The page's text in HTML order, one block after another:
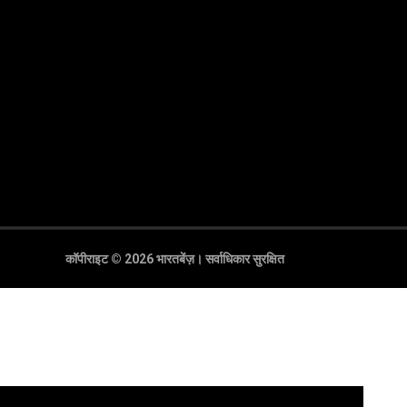
कॉपीराइट © 2026 भारतबेंज़। सर्वाधिकार सुरक्षित